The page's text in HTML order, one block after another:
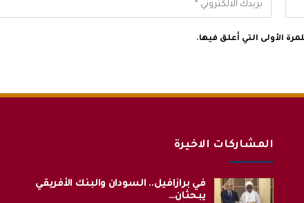
الأولى التي أعلق فيها.
المشاركات الاخيرة
في برازافيل.. السودان والبنك الأفريقي
يبحثان…